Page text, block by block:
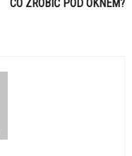
CO ZROBIĆ POD OKNEM?